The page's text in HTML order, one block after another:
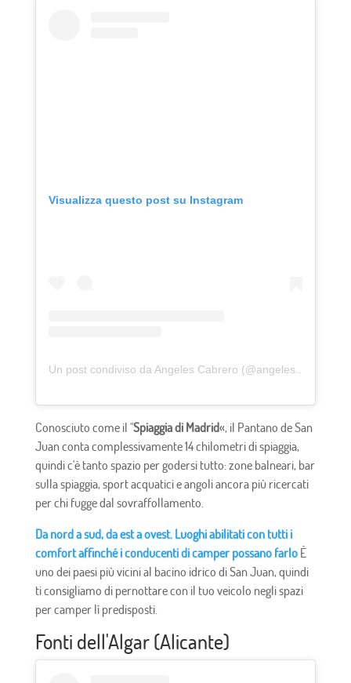
Visualizza questo post su Instagram
Conosciuto come il "Spiaggia di Madrid«, il Pantano de San
Juan conta complessivamente 14 chilometri di spiaggia,
quindi c'è tanto spazio per godersi tutto: zone balneari, bar
sulla spiaggia, sport acquatici e angoli ancora più ricercati
per chi fugge dal sovraffollamento.
Da nord a sud, da est a ovest. Luoghi abilitati con tutti i
comfort affinché i conducenti di camper possano farloÈ
uno dei paesi più vicini al bacino idrico di San Juan, quindi
ti consigliamo di pernottare con il tuo veicolo negli spazi
per camper lì predisposti.
Fonti dell'Algar (Alicante)